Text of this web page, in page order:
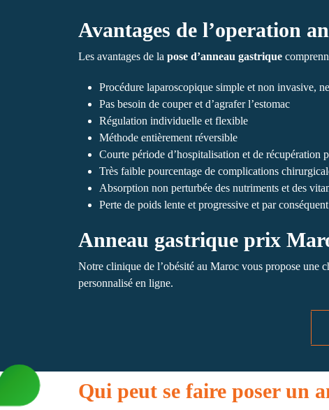
Avantages de l’operation
Les avantages de la pose d’anneau gastrique
Procédure laparoscopique simple et non invasive,
Pas besoin de couper et d’agrafer l’estomac
Régulation individuelle et flexible
Méthode entièrement réversible
Courte période d’hospitalisation et de récupération
Très faible pourcentage de complications
Absorption non perturbée des nutriments et des
Perte de poids lente et progressive et par
Anneau gastrique prix
Notre clinique de l’obésité au Maroc vous propose une
personnalisé en ligne.
Qui peut se faire poser un